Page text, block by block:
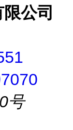
公司
号